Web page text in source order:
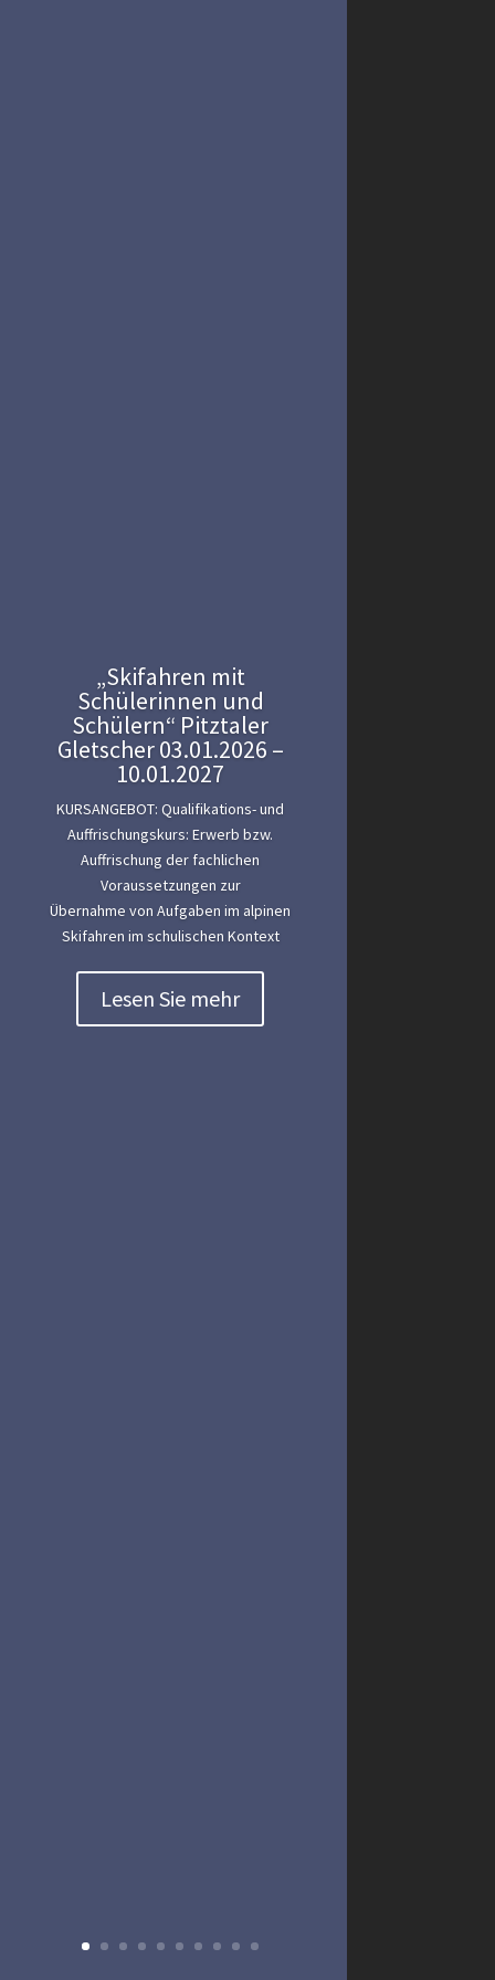
„Skifahren mit
Schülerinnen und
Schülern“ Pitztaler
Gletscher 03.01.2026 –
10.01.2027
KURSANGEBOT: Qualifikations- und
Auffrischungskurs: Erwerb bzw.
Auffrischung der fachlichen
Voraussetzungen zur
Übernahme von Aufgaben im alpinen
Skifahren im schulischen Kontext
Lesen Sie mehr